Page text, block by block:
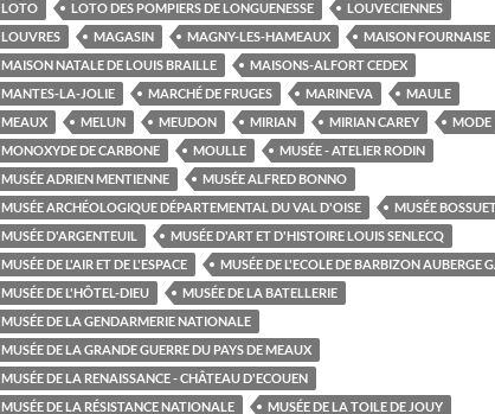
LOTO
LOTO DES POMPIERS DE LONGUENESSE
LOUVECIENNES
LOUVRES
MAGASIN MAGNY-LES-HAMEAUX
MAISON FOURNAISE
MAISON NATALE DE LOUIS BRAILLE
MAISONS-ALFORT CEDEX
MANTES-LA-JOLIE
MARCHÉ DE FRUGES MARINEVA
MAULE
MEAUX
MELUN MEUDON MIRIAN MIRIAN CAREY
MODE
MONOXYDE DE CARBONE
MOULLE
MUSÉE - ATELIER RODIN
MUSÉE ADRIEN MENTIENNE
MUSÉE ALFRED BONNO
MUSÉE ARCHÉOLOGIQUE DÉPARTEMENTAL DU VAL D'OISE
MUSÉE
MUSÉE D'ARGENTEUIL
MUSÉE D'ART ET D'HISTOIRE LOUIS SENLECQ
MUSÉE DE L'AIR ET DE L'ESPACE
MUSÉE DE L'ECOLE DE BARBIZON AUBERGE
MUSÉE DE L'HÔTEL-DIEU
MUSÉE DE LA BATELLERIE
MUSÉE DE LA GENDARMERIE NATIONALE
MUSÉE DE LA GRANDE GUERRE DU PAYS DE MEAUX
MUSÉE DE LA RENAISSANCE - CHÂTEAU D'ECOUEN
MUSÉE DE LA RÉSISTANCE NATIONALE
MUSÉE DE LA TOILE DE JOUY